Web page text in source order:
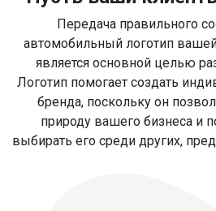
Передача правильного
автомобильный логотип
является основной целью
Логотип помогает создать
бренда, поскольку он
природу вашего бизнеса и
выбирать его среди других,